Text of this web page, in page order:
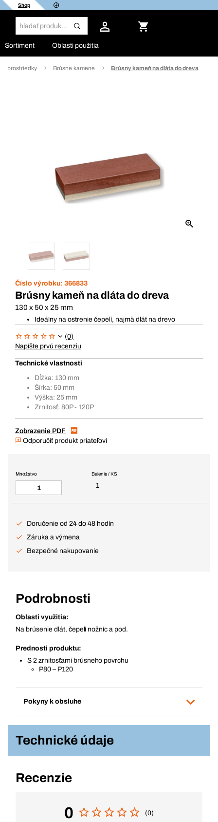
Shop
Sortiment Oblasti použitia
prostriedky Brúsne kamene Brúsny kameň na dláta do dreva
Číslo výrobku: 366833
Brúsny kameň na dláta do dreva
130 x 50 x 25 mm
Ideálny na ostrenie čepelí, najmä dlát na drevo
(0)
Napíšte prvú recenziu
Technické vlastnosti
Dĺžka: 130 mm
Šírka: 50 mm
Výška: 25 mm
Zrnitosť: 80P - 120P
Zobrazenie PDF
Odporučiť produkt priateľovi
Balenie / KS
1
Množstvo
Doručenie od 24 do 48 hodín
Záruka a výmena
Bezpečné nakupovanie
Podrobnosti
Oblasti využitia:
Na brúsenie dlát, čepelí nožníc a pod.
Prednosti produktu:
S 2 zrnitosťami brúsneho povrchu
P80 – P120
Pokyny k obsluhe
Technické údaje
Recenzie
0 (0)